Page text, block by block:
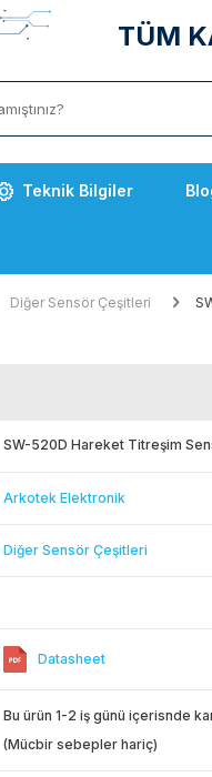
TÜM
Teknik Bilgiler
Diğer Sensör Çeşitleri
SW-520D Hareket Titreşim
Arkotek Elektronik
Diğer Sensör Çeşitleri
Datasheet
Bu ürün 1-2 iş günü içerisnde
(Mücbir sebepler hariç)